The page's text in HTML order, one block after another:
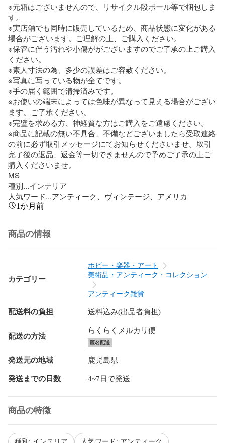
※元箱はございませんので、リサイクル段ボール等で梱包しま
す。
※実店舗でも同時に販売しているため、商品状態に変化がある
場合がございます。ご理解の上、ご購入ください。
※保管に伴う汚れや小傷ががございますのでご了承の上ご購入
ください。
※素人寸法の為、多少の誤差はご容赦ください。
※写真に写っている物が全てです。
※手の届く範囲で清掃済みです。
※お使いの端末によっては色味が異なって見える場合がござい
ます。ご了承ください。
※完璧を求める方、神経質な方はご購入をご遠慮ください。
※商品に記載の無い不具合、不備などございましたら受取連絡
の前に必ず取引メッセージにてお知らせくださいませ。取引
完了後の返品、返金等一切できませんので予めご了承の上ご
購入くださいませ。
MS
種別...インテリア
人気ワード...アンティーク、ヴィンテージ、アメリカ
1か月前
商品の情報
カテゴリー
ホビー・楽器・アート
美術品・アンティーク・コレクション
アンティーク雑貨
配送料の負担 送料込み(出品者負担)
配送の方法
らくらくメルカリ便
匿名配送
発送元の地域 鹿児島県
発送までの日数 4~7日で発送
商品の特徴